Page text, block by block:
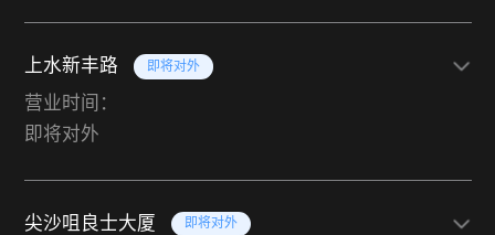
上水新丰路 即将对外
营业时间：
即将对外
尖沙咀良士大厦 即将对外